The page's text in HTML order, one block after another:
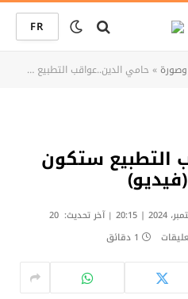
FR
» حامي الدين..عواقب التطبيع ستكون وخيمة على الجميع(فيديو)
التطبيع ستكون
آخر تحديث: 20
1 دقائق